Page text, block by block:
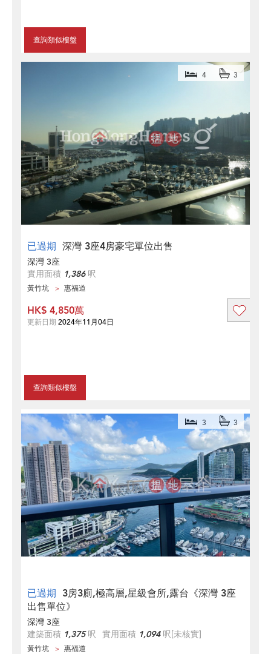
查詢類似樓盤
已過期 深灣 3座4房豪宅單位出售
4 3
深灣 3座
實用面積 1,386呎
黃竹坑 惠福道
查詢類似樓盤
HK$ 4,850萬
更新日期 2024年11月04日
已過期 3房3廁,極高層,星級會所,露台《深灣 3座
出售單位》
3 3
深灣 3座
建築面積 1,375呎 實用面積 1,094呎[未核實]
黃竹坑 惠福道